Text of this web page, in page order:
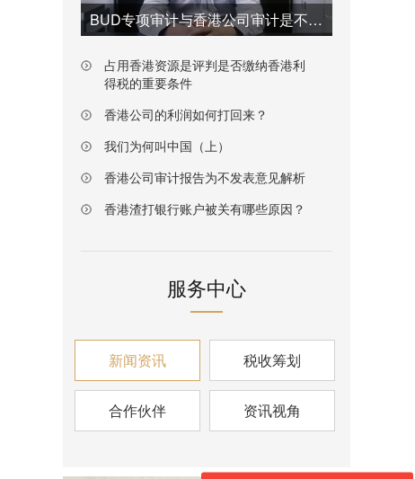
BUD专项审计与香港公司审计是不一样的
占用香港资源是评判是否缴纳香港利
得税的重要条件
香港公司的利润如何打回来？
我们为何叫中国（上）
香港公司审计报告为不发表意见解析
香港渣打银行账户被关有哪些原因？
服务中心
新闻资讯 税收筹划
合作伙伴 资讯视角